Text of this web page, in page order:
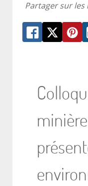
Partager sur les